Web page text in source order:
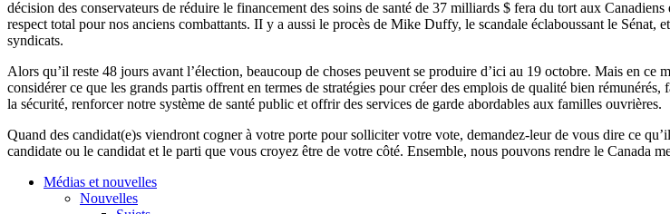
décision des conservateurs de réduire le financement des soins de santé de 37 milliards $ fera du tort aux
respect total pour nos anciens combattants. II y a aussi le procès de Mike Duffy, le scandale éclaboussant le Sénat,
syndicats.
Alors qu’il reste 48 jours avant l’élection, beaucoup de choses peuvent se produire d’ici au 19 octobre. Mais en
considérer ce que les grands partis offrent en termes de stratégies pour créer des emplois de qualité bien
la sécurité, renforcer notre système de santé public et offrir des services de garde abordables aux familles ouvrières.
Quand des candidat(e)s viendront cogner à votre porte pour solliciter votre vote, demandez-leur de vous dire ce
candidate ou le candidat et le parti que vous croyez être de votre côté. Ensemble, nous pouvons rendre le Canada
Médias et nouvelles
Nouvelles